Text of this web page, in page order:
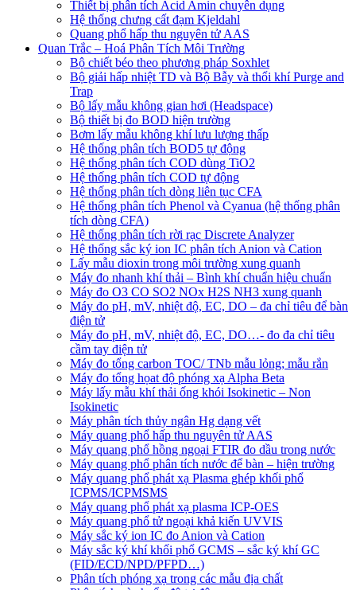
Thiết bị phân tích Acid Amin chuyên dụng
Hệ thống chưng cất đạm Kjeldahl
Quang phổ hấp thu nguyên tử AAS
Quan Trắc – Hoá Phân Tích Môi Trường
Bộ chiết béo theo phương pháp Soxhlet
Bộ giải hấp nhiệt TD và Bộ Bẫy và thổi khí Purge and
Trap
Bộ lấy mẫu không gian hơi (Headspace)
Bộ thiết bị đo BOD hiện trường
Bơm lấy mẫu không khí lưu lượng thấp
Hệ thống phân tích BOD5 tự động
Hệ thống phân tích COD dùng TiO2
Hệ thống phân tích COD tự động
Hệ thống phân tích dòng liên tục CFA
Hệ thống phân tích Phenol và Cyanua (hệ thống phân
tích dòng CFA)
Hệ thống phân tích rời rạc Discrete Analyzer
Hệ thống sắc ký ion IC phân tích Anion và Cation
Lấy mẫu dioxin trong môi trường xung quanh
Máy đo nhanh khí thải – Bình khí chuẩn hiệu chuẩn
Máy đo O3 CO SO2 NOx H2S NH3 xung quanh
Máy đo pH, mV, nhiệt độ, EC, DO – đa chỉ tiêu để bàn
điện tử
Máy đo pH, mV, nhiệt độ, EC, DO…- đo đa chỉ tiêu
cầm tay điện tử
Máy đo tổng carbon TOC/ TNb mẫu lỏng; mẫu rắn
Máy đo tổng họat độ phóng xạ Alpha Beta
Máy lấy mẫu khí thải ống khói Isokinetic – Non
Isokinetic
Máy phân tích thủy ngân Hg dạng vết
Máy quang phổ hấp thu nguyên tử AAS
Máy quang phổ hồng ngoại FTIR đo dầu trong nước
Máy quang phổ phân tích nước để bàn – hiện trường
Máy quang phổ phát xạ Plasma ghép khối phổ
ICPMS/ICPMSMS
Máy quang phổ phát xạ plasma ICP-OES
Máy quang phổ tử ngoại khả kiến UVVIS
Máy sắc ký ion IC đo Anion và Cation
Máy sắc ký khí khối phổ GCMS – sắc ký khí GC
(FID/ECD/NPD/PFPD…)
Phân tích phóng xạ trong các mẫu địa chất